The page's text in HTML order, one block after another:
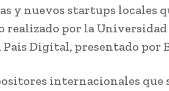
y nuevos startups locales
realizado por la
País Digital, presentado por
internacionales que